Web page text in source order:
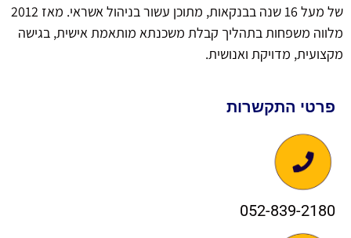
של מעל 16 שנה בבנקאות, מתוכן עשור בניהול אשראי. מאז 2012
מלווה משפחות בתהליך קבלת משכנתא מותאמת אישית, בגישה
מקצועית, מדויקת ואנושית.
פרטי התקשרות
052-839-2180